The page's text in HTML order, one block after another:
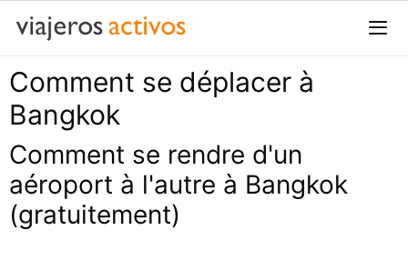
Passer
contenu
Comment se déplacer à
Bangkok
Comment se rendre d'un
aéroport à l'autre à Bangkok
(gratuitement)